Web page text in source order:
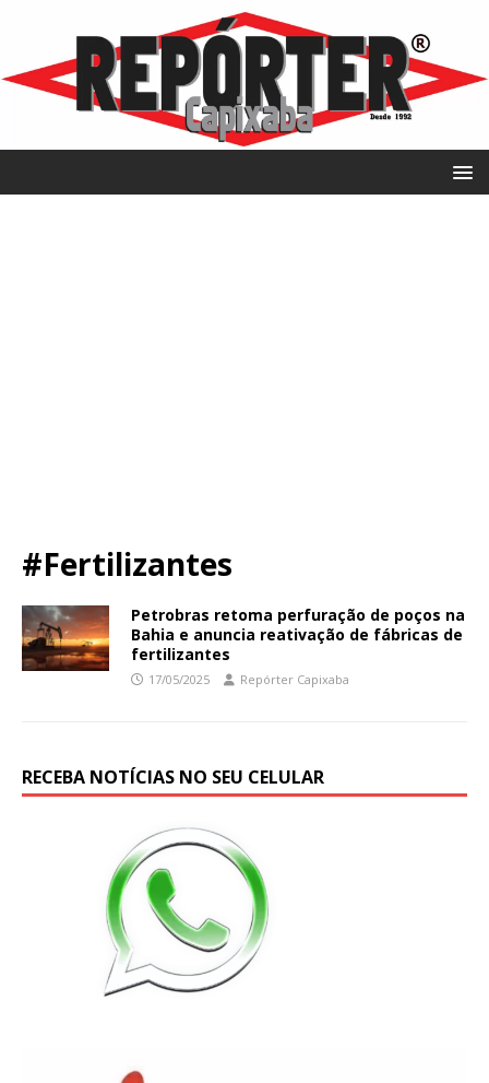
#Fertilizantes
Petrobras retoma perfuração de poços na
Bahia e anuncia reativação de fábricas de
fertilizantes
17/05/2025 Repórter Capixaba
RECEBA NOTÍCIAS NO SEU CELULAR